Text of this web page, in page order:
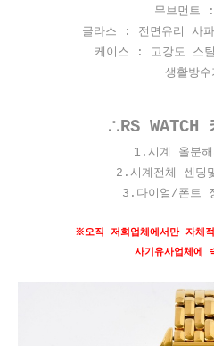
무브먼트
글라스 : 전면유리 사
케이스 : 고강도 스
생활방수
∴RS WATCH
1.시계 올분
2.시계전체 센딩
3.다이얼/폰트
※오직 저희업체에서만 자체
사기유사업체에